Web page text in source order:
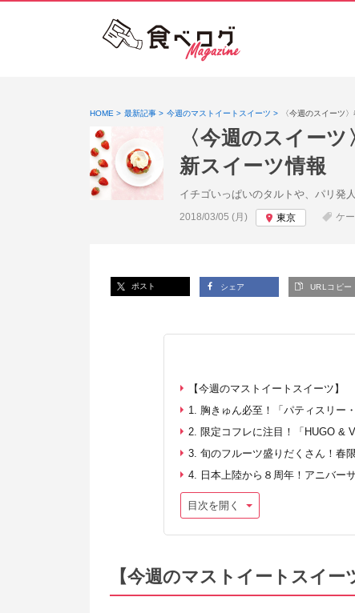
HOME 最新記事 今週のマストイートスイーツ 〈今週のスイーツ
〈今週のスイー
新スイーツ情報
イチゴいっぱいのタルトや、パリ発
投稿日:
2018/03/05 (月) 東京 ケ
ポスト シェア URLコピー
【今週のマストイートスイーツ】
1. 胸きゅん必至！「パティスリー
2. 限定コフレに注目！「HUGO &
3. 旬のフルーツ盛りだくさん！春
4. 日本上陸から８周年！アニバー
目次を開く
【今週のマストイートスイー